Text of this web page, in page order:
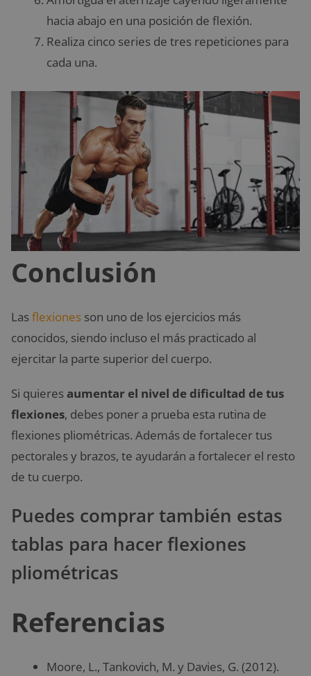
hacia abajo en una posición de flexión.
Realiza cinco series de tres repeticiones para
cada una.
Conclusión
Lasflexiones son uno de los ejercicios más
conocidos, siendo incluso el más practicado al
ejercitar la parte superior del cuerpo.
Si quieres aumentar el nivel de dificultad de tus
flexiones, debes poner a prueba esta rutina de
flexiones pliométricas. Además de fortalecer tus
pectorales y brazos, te ayudarán a fortalecer el resto
de tu cuerpo.
Puedes comprar también estas
tablas para hacer flexiones
pliométricas
Referencias
Moore, L., Tankovich, M. y Davies, G. (2012).